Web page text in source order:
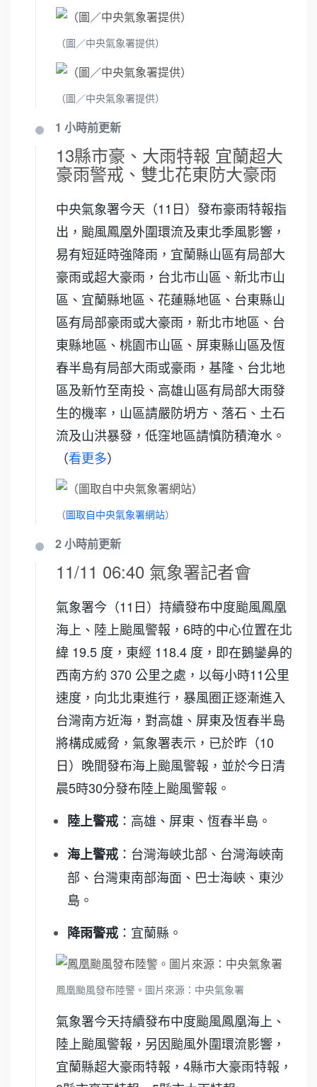
（圖／中央氣象署提供）
（圖／中央氣象署提供）
1 小時前更新
13縣市豪、大雨特報 宜蘭超大
豪雨警戒、雙北花東防大豪雨
中央氣象署今天（11日）發布豪雨特報指
出，颱風鳳凰外圍環流及東北季風影響，
易有短延時強降雨，宜蘭縣山區有局部大
豪雨或超大豪雨，台北市山區、新北市山
區、宜蘭縣地區、花蓮縣地區、台東縣山
區有局部豪雨或大豪雨，新北市地區、台
東縣地區、桃園市山區、屏東縣山區及恆
春半島有局部大雨或豪雨，基隆、台北地
區及新竹至南投、高雄山區有局部大雨發
生的機率，山區請嚴防坍方、落石、土石
流及山洪暴發，低窪地區請慎防積淹水。
（看更多）
（圖取自中央氣象署網站）
2 小時前更新
11/11 06:40 氣象署記者會
氣象署今（11日）持續發布中度颱風鳳凰
海上、陸上颱風警報，6時的中心位置在北
緯 19.5 度，東經 118.4 度，即在鵝鑾鼻的
西南方約 370 公里之處，以每小時11公里
速度，向北北東進行，暴風圈正逐漸進入
台灣南方近海，對高雄、屏東及恆春半島
將構成威脅，氣象署表示，已於昨（10
日）晚間發布海上颱風警報，並於今日清
晨5時30分發布陸上颱風警報。
陸上警戒 ：高雄、屏東、恆春半島。
海上警戒 ：台灣海峽北部、台灣海峽南
部、台灣東南部海面、巴士海峽、東沙
島。
降雨警戒 ：宜蘭縣。
鳳凰颱風發布陸警。圖片來源：中央氣象署
氣象署今天持續發布中度颱風鳳凰海上、
陸上颱風警報，另因颱風外圍環流影響，
宜蘭縣超大豪雨特報，4縣市大豪雨特報，